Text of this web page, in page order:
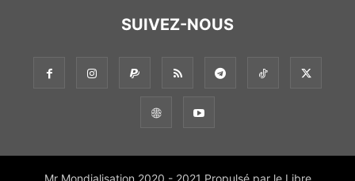
SUIVEZ-NOUS